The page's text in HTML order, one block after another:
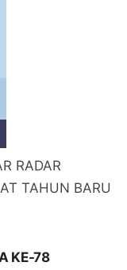
RADAR
TAHUN BARU
KE-78